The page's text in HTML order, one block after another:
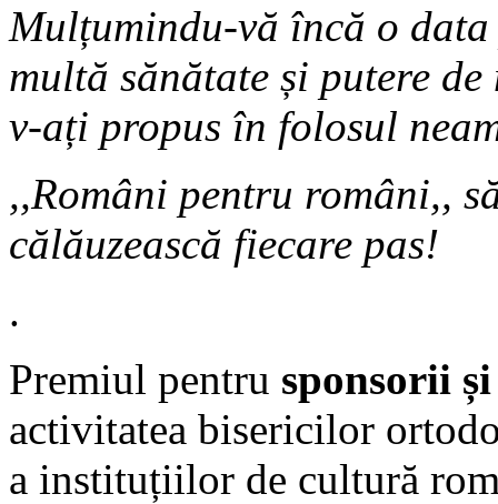
Mulțumindu-vă încă o
multă sănătate și putere
v-ați propus în folosul
,,Români pentru români,,
călăuzească fiecare pas!
.
Premiul pentru sponsorii
activitatea bisericilor
a instituțiilor de cultură